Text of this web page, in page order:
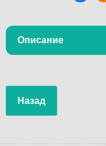
Описание
Назад